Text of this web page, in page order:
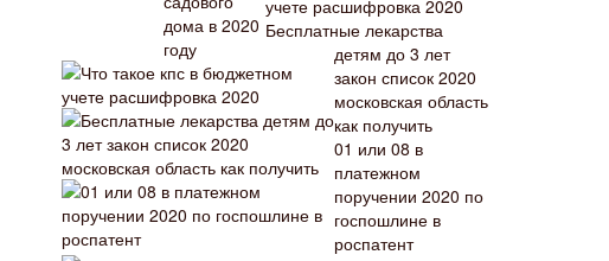
учете расшифровка 2020
Бесплатные лекарства
детям до 3 лет
закон список 2020
московская область
как получить
01 или 08 в
платежном
поручении 2020 по
госпошлине в
роспатент